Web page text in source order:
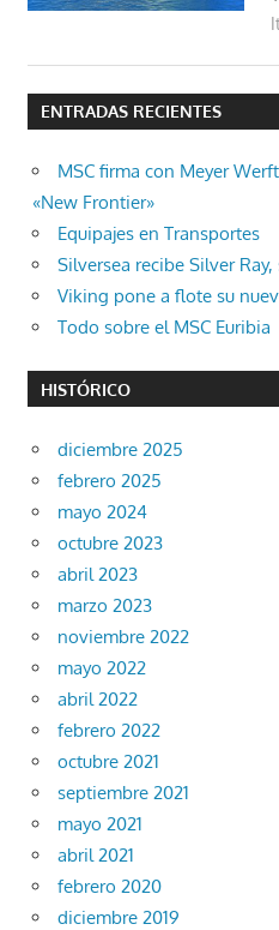
ENTRADAS RECIENTES
MSC firma con Meyer
«New Frontier»
Equipajes en Transportes
Silversea recibe Silver
Viking pone a flote su
Todo sobre el MSC Euribia
HISTÓRICO
diciembre 2025
febrero 2025
mayo 2024
octubre 2023
abril 2023
marzo 2023
noviembre 2022
mayo 2022
abril 2022
febrero 2022
octubre 2021
septiembre 2021
mayo 2021
abril 2021
febrero 2020
diciembre 2019